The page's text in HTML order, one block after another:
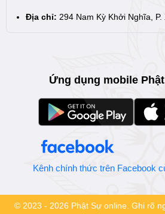
Địa chỉ: 294 Nam Kỳ Khởi Nghĩa, P.
Ứng dụng mobile
Kênh chính thức trên Facebook
© 2023 - 2026 Phật Sự online. Ghi rõ